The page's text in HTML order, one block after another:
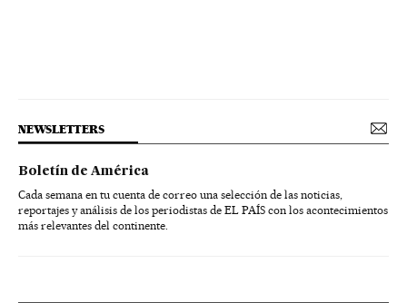
NEWSLETTERS
Boletín de América
Cada semana en tu cuenta de correo una selección de las noticias,
reportajes y análisis de los periodistas de EL PAÍS con los acontecimientos
más relevantes del continente.